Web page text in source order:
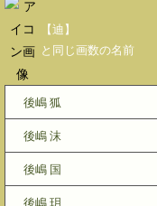
【迪】
と同じ画数の名前
後嶋 狐
後嶋 沫
後嶋 国
後嶋 玥